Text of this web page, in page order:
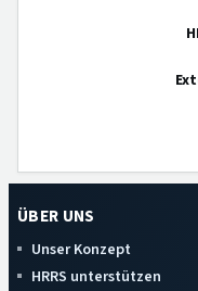
ÜBER UNS
Unser Konzept
HRRS unterstützen